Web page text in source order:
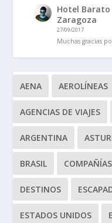
Hotel
Zaragoza
27/09/2017
Muchas gracias
AENA AEROLÍNEAS
AGENCIAS DE VIAJES
ARGENTINA
BRASIL
DESTINOS
ESTADOS UNIDOS